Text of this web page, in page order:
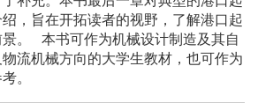
，旨在开拓读者的视野，了解港口起
。 本书可作为机械设计制造及其自
流机械方向的大学生教材，也可作为
。